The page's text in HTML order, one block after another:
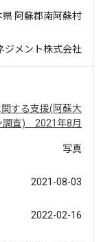
県 阿蘇郡南阿蘇村
ジメント株式会社
する支援(阿蘇大
査) 2021年8月
写真
2021-08-03
2022-02-16